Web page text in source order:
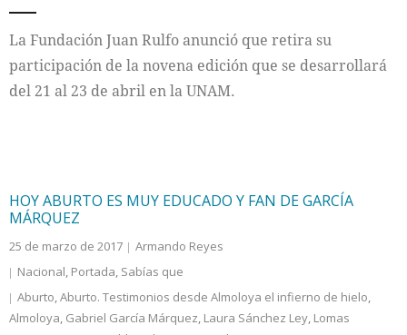
La Fundación Juan Rulfo anunció que retira su
participación de la novena edición que se desarrollará
del 21 al 23 de abril en la UNAM.
HOY ABURTO ES MUY EDUCADO Y FAN DE GARCÍA
MÁRQUEZ
25 de marzo de 2017
Armando Reyes
Nacional, Portada, Sabías que
Aburto,Aburto. Testimonios desde Almoloya el infierno de hielo,
Almoloya, Gabriel García Márquez, Laura Sánchez Ley, Lomas